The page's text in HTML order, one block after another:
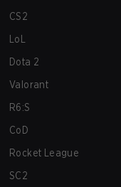
CS2
LoL
Dota 2
Valorant
R6:S
CoD
Rocket League
SC2